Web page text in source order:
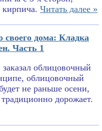
кирпича. Читать далее »
своего дома: Кладка
Часть 1
облицовочный
облицовочный
не раньше осени,
дорожает.